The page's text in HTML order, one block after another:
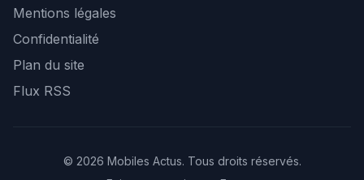
Mentions légales
Confidentialité
Plan du site
Flux RSS
© 2026 Mobiles Actus. Tous droits réservés.